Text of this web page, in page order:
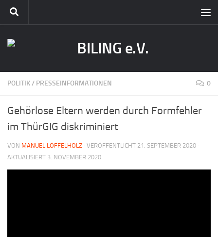
POLITIK/ PRESSEINFORMATIONEN 0
Gehörlose Eltern werden durch Formfehler
im ThürGIG diskriminiert
VON MANUEL LÖFFELHOLZ · VERÖFFENTLICHT 21. SEPTEMBER 2020 ·
AKTUALISIERT 3. NOVEMBER 2020